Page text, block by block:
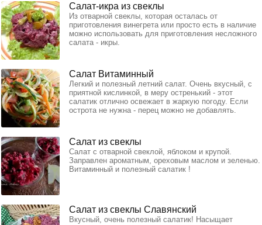
Салат-икра из свеклы
Из отварной свеклы, которая осталась от
приготовления винегрета или просто есть в наличие
можно использовать для приготовления несложного
салата - икры.
Салат Витаминный
Легкий и полезный летний салат. Очень вкусный, с
приятной кислинкой, в меру остренький - этот
салатик отлично освежает в жаркую погоду. Если
острота не нужна - перец можно не добавлять.
Салат из свеклы
Салат с отварной свеклой, яблоком и крупой.
Заправлен ароматным, ореховым маслом и зеленью.
Витаминный и полезный салатик !
Салат из свеклы Славянский
Вкусный, очень полезный салатик! Насыщает